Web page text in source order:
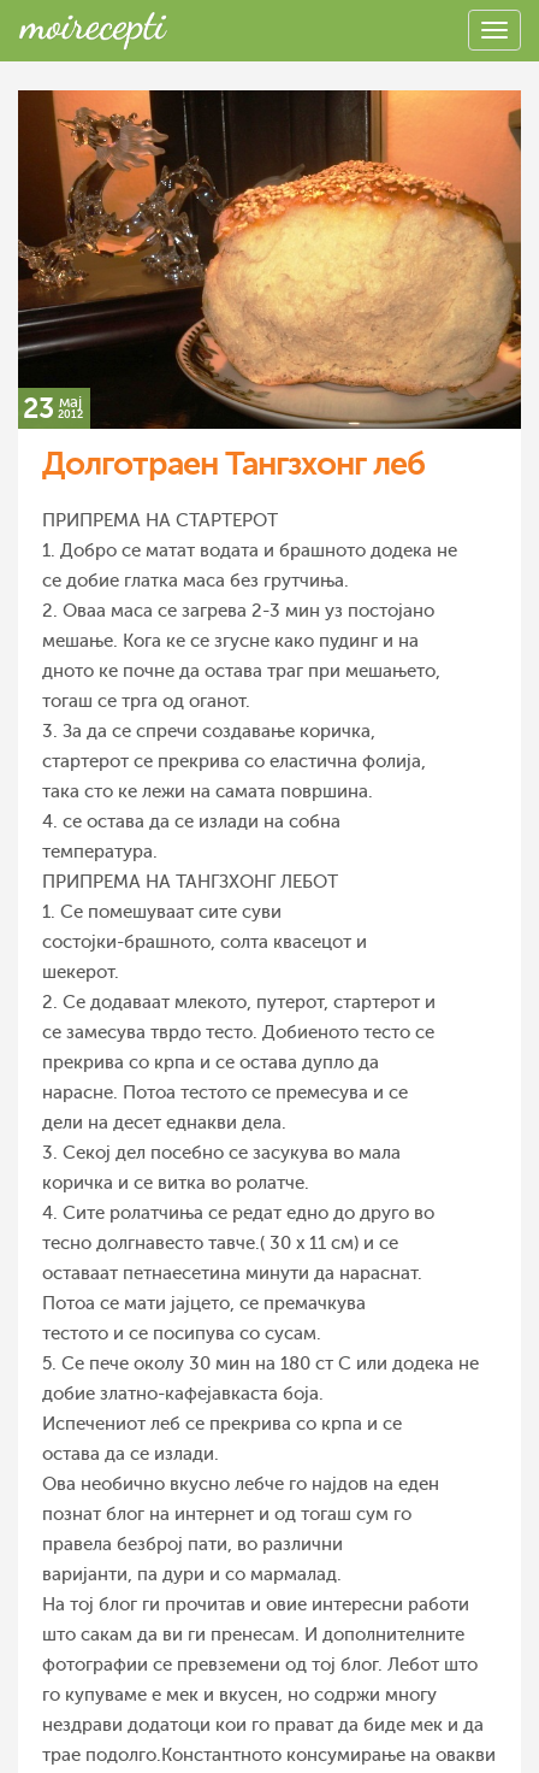
23 мај
2012
Долготраен Тангзхонг леб
ПРИПРЕМА НА СТАРТЕРОТ
1. Добро се матат водата и брашното додека не
се добие глатка маса без грутчиња.
2. Оваа маса се загрева 2-3 мин уз постојано
мешање. Кога ке се згусне како пудинг и на
дното ке почне да остава траг при мешањето,
тогаш се трга од оганот.
3. За да се спречи создавање коричка,
стартерот се прекрива со еластична фолија,
така сто ке лежи на самата површина.
4. се остава да се излади на собна
температура.
ПРИПРЕМА НА ТАНГЗХОНГ ЛЕБОТ
1. Се помешуваат сите суви
состојки-брашното, солта квасецот и
шекерот.
2. Се додаваат млекото, путерот, стартерот и
се замесува тврдо тесто. Добиеното тесто се
прекрива со крпа и се остава дупло да
нарасне. Потоа тестото се премесува и се
дели на десет еднакви дела.
3. Секој дел посебно се засукува во мала
коричка и се витка во ролатче.
4. Сите ролатчиња се редат едно до друго во
тесно долгнавесто тавче.( 30 х 11 см) и се
оставаат петнаесетина минути да нараснат.
Потоа се мати јајцето, се премачкува
тестото и се посипува со сусам.
5. Се пече околу 30 мин на 180 ст С или додека не
добие златно-кафејавкаста боја.
Испечениот леб се прекрива со крпа и се
остава да се излади.
Ова необично вкусно лебче го најдов на еден
познат блог на интернет и од тогаш сум го
правела безброј пати, во различни
варијанти, па дури и со мармалад.
На тој блог ги прочитав и овие интересни работи
што сакам да ви ги пренесам. И дополнителните
фотографии се превземени од тој блог. Лебот што
го купуваме е мек и вкусен, но содржи многу
нездрави додатоци кои го прават да биде мек и да
трае подолго.Константното консумирање на овакви